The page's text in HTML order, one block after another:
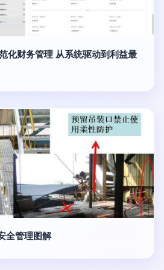
化财务管理 从系统驱动到利益最
全管理图解